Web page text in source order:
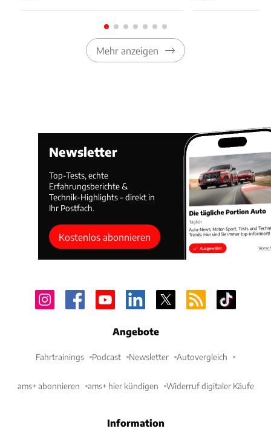
Mehr anzeigen
Newsletter
Top-Tests, echte
Erfahrungsberichte &
Technik-Highlights – direkt in
Ihr Postfach.
Kostenlos abonnieren
Angebote
Fahrtrainings Podcast Newsletter Autovergleich
ams+ abonnieren ams+ hier kündigen Widerruf digitaler Käufe
Information